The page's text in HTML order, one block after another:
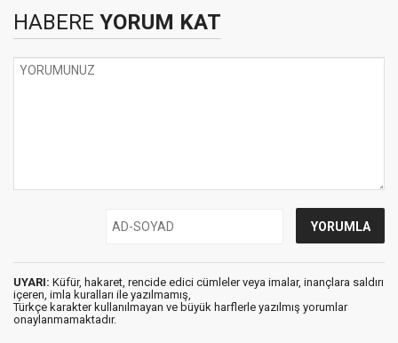
HABERE YORUM KAT
UYARI: Küfür, hakaret, rencide edici cümleler veya imalar, inançlara saldırı
içeren, imla kuralları ile yazılmamış,
Türkçe karakter kullanılmayan ve büyük harflerle yazılmış yorumlar
onaylanmamaktadır.